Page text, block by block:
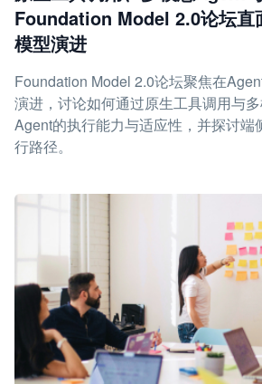
Foundation Model 2.0论坛直
模型演进
Foundation Model 2.0论坛聚焦在
演进，讨论如何通过原生工具调用与
Agent的执行能力与适应性，并探讨端
行路径。